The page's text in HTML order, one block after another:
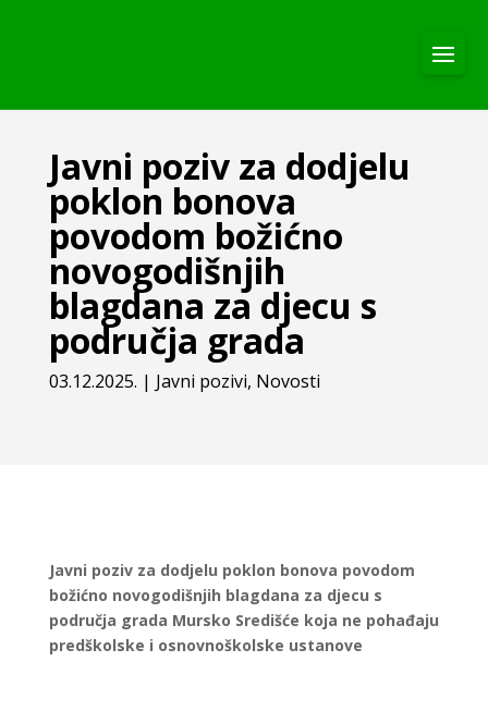
Javni poziv za dodjelu
poklon bonova
povodom božićno
novogodišnjih
blagdana za djecu s
područja grada
03.12.2025. | Javni pozivi, Novosti
Javni poziv za dodjelu poklon bonova povodom
božićno novogodišnjih blagdana za djecu s
područja grada Mursko Središće koja ne pohađaju
predškolske i osnovnoškolske ustanove